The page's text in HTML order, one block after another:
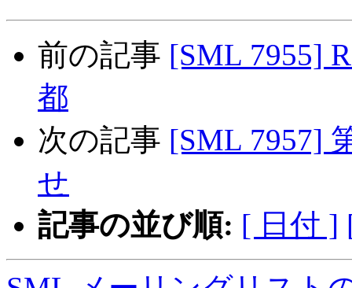
前の記事 [SML 7955]
都
次の記事 [SML 7957]
せ
記事の並び順: [ 日付 ]